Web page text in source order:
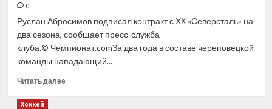
«Северстали»
Морозовым
0
Руслан Абросимов подписал контракт с ХК «Северсталь» на
два сезона, сообщает пресс-служба
клуба.© Чемпионат.comЗа два года в составе череповецкой
команды нападающий...
Читать далееПрочитать
Хоккей